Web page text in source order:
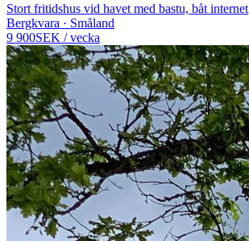
Stort fritidshus vid havet med bastu, båt internet
Bergkvara · Småland
9 900SEK /vecka